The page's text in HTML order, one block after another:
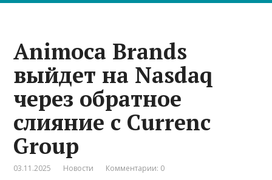
Animoca Brands
выйдет на Nasdaq
через обратное
слияние с Currenc
Group
03.11.2025 Новости Комментарии: 0